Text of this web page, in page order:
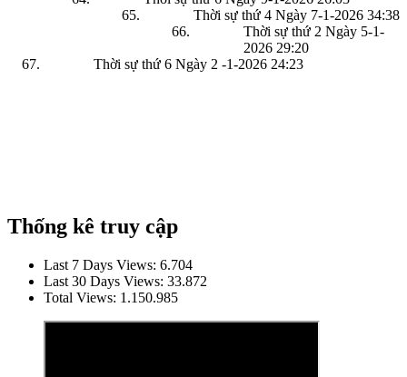
Thời sự thứ 4 Ngày 7-1-2026 34:38
Thời sự thứ 2 Ngày 5-1-
2026 29:20
Thời sự thứ 6 Ngày 2 -1-2026 24:23
Thống kê truy cập
Last 7 Days Views: 6.704
Last 30 Days Views: 33.872
Total Views: 1.150.985